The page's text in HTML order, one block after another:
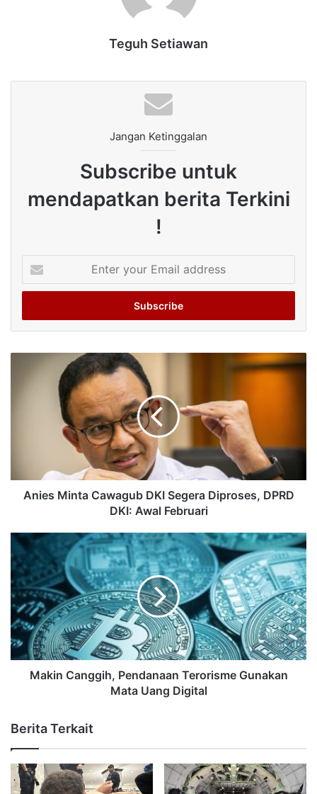
Teguh Setiawan
Jangan Ketinggalan
Subscribe untuk
mendapatkan berita Terkini
!
your
Email
Anies Minta Cawagub DKI Segera Diproses, DPRD
DKI: Awal Februari
Makin Canggih, Pendanaan Terorisme Gunakan
Mata Uang Digital
Berita Terkait